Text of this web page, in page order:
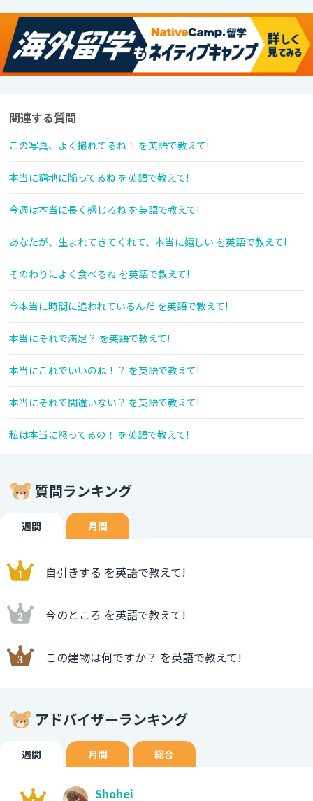
関連する質問
この写真、よく撮れてるね！ を英語で教えて!
本当に窮地に陥ってるね を英語で教えて!
今週は本当に長く感じるね を英語で教えて!
あなたが、生まれてきてくれて、本当に嬉しい を英語で教えて!
そのわりによく食べるね を英語で教えて!
今本当に時間に追われているんだ を英語で教えて!
本当にそれで満足？ を英語で教えて!
本当にこれでいいのね！？ を英語で教えて!
本当にそれで間違いない？ を英語で教えて!
私は本当に怒ってるの！ を英語で教えて!
質問ランキング
週間 月間
自引きする を英語で教えて!
今のところ を英語で教えて!
この建物は何ですか？ を英語で教えて!
アドバイザーランキング
週間 月間 総合
Shohei